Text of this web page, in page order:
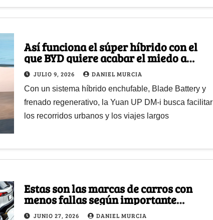
Así funciona el súper híbrido con el
que BYD quiere acabar el miedo a
quedarse sin autonomía
JULIO 9, 2026 DANIEL MURCIA
Con un sistema híbrido enchufable, Blade Battery y
frenado regenerativo, la Yuan UP DM-i busca facilitar
los recorridos urbanos y los viajes largos
Estas son las marcas de carros con
menos fallas según importante
estudio, algunas están en Colombia
JUNIO 27, 2026 DANIEL MURCIA